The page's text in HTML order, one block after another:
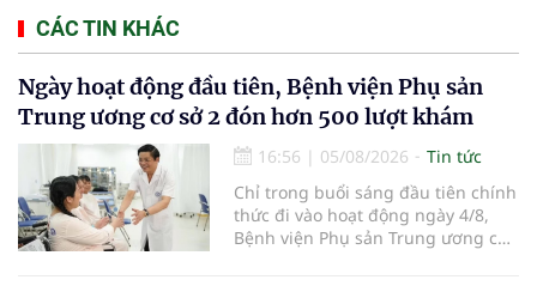
CÁC TIN KHÁC
Ngày hoạt động đầu tiên, Bệnh viện Phụ sản
Trung ương cơ sở 2 đón hơn 500 lượt khám
16:56 | 05/08/2026
Tin tức
Chỉ trong buổi sáng đầu tiên chính
thức đi vào hoạt động ngày 4/8,
Bệnh viện Phụ sản Trung ương cơ